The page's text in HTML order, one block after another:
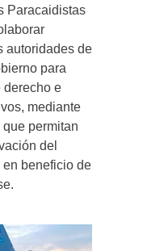
Paracaidistas
autoridades de
para
derecho e
mediante
permitan
del
beneficio de